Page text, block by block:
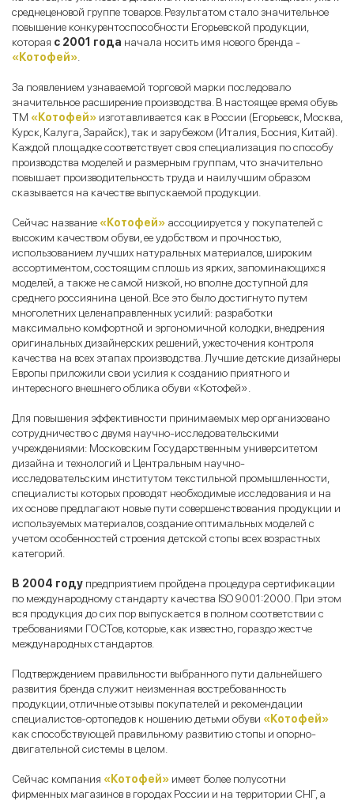
среднеценовой группе товаров. Результатом стало значительное
повышение конкурентоспособности Егорьевской продукции,
которая с 2001 года начала носить имя нового бренда -
«Котофей»
За появлением узнаваемой торговой марки последовало
значительное расширение производства. В настоящее время обувь
ТМ «Котофей» изготавливается как в России (Егорьевск, Москва,
Курск, Калуга, Зарайск), так и зарубежом (Италия, Босния, Китай).
Каждой площадке соответствует своя специализация по способу
производства моделей и размерным группам, что значительно
повышает производительность труда и наилучшим образом
сказывается на качестве выпускаемой продукции.
Сейчас название «Котофей» ассоциируется у покупателей с
высоким качеством обуви, ее удобством и прочностью,
использованием лучших натуральных материалов, широким
ассортиментом, состоящим сплошь из ярких, запоминающихся
моделей, а также не самой низкой, но вполне доступной для
среднего россиянина ценой. Все это было достигнуто путем
многолетних целенаправленных усилий: разработки
максимально комфортной и эргономичной колодки, внедрения
оригинальных дизайнерских решений, ужесточения контроля
качества на всех этапах производства. Лучшие детские дизайнеры
Европы приложили свои усилия к созданию приятного и
интересного внешнего облика обуви «Котофей».
Для повышения эффективности принимаемых мер организовано
сотрудничество с двумя научно-исследовательскими
учреждениями: Московским Государственным университетом
дизайна и технологий и Центральным научно-
исследовательским институтом текстильной промышленности,
специалисты которых проводят необходимые исследования и на
их основе предлагают новые пути совершенствования продукции и
используемых материалов, создание оптимальных моделей с
учетом особенностей строения детской стопы всех возрастных
категорий.
В 2004 году предприятием пройдена процедура сертификации
по международному стандарту качества ISO 9001:2000. При этом
вся продукция до сих пор выпускается в полном соответствии с
требованиями ГОСТов, которые, как известно, гораздо жестче
международных стандартов.
Подтверждением правильности выбранного пути дальнейшего
развития бренда служит неизменная востребованность
продукции, отличные отзывы покупателей и рекомендации
специалистов-ортопедов к ношению детьми обуви «Котофей»
как способствующей правильному развитию стопы и опорно-
двигательной системы в целом.
Сейчас компания «Котофей» имеет более полусотни
фирменных магазинов в городах России и на территории СНГ, а